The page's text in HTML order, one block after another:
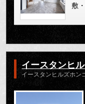
敷
イースタンヒ
イースタンヒルズホン